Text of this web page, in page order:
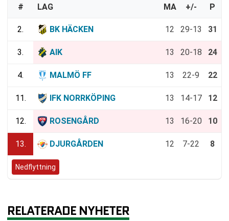
# LAG MA +/- P
2. BK HÄCKEN 12 29-13 31
3. AIK 13 20-18 24
4. MALMÖ FF 13 22-9 22
11. IFK NORRKÖPING 13 14-17 12
12. ROSENGÅRD 13 16-20 10
13. DJURGÅRDEN 12 7-22 8
Nedflyttning
RELATERADE NYHETER